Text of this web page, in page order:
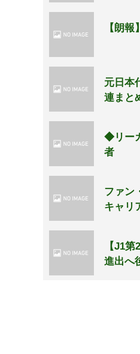
【朗
元日本
連まと
◆リー
者
ファン
キャリ
【J1
進出へ